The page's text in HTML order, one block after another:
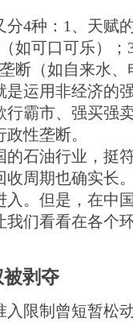
4种：1、天赋
如可口可乐）
断（如自来水、
运用非经济的
霸市、强买强
性垄断。
石油行业，挺
周期也确实长
入。但是，在中
们看看在各个
剥夺
入限制曾短暂松